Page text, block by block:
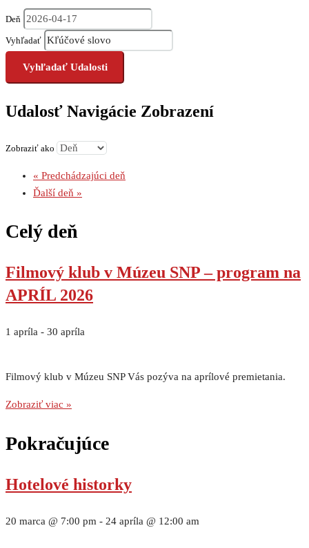
Deň
Vyhľadať
Udalosť Navigácie Zobrazení
Zobraziť ako
« Predchádzajúci deň
Ďalší deň »
Celý deň
Filmový klub v Múzeu SNP – program na
APRÍL 2026
1 apríla - 30 apríla
Filmový klub v Múzeu SNP Vás pozýva na aprílové premietania.
Zobraziť viac »
Pokračujúce
Hotelové historky
20 marca @ 7:00 pm - 24 apríla @ 12:00 am